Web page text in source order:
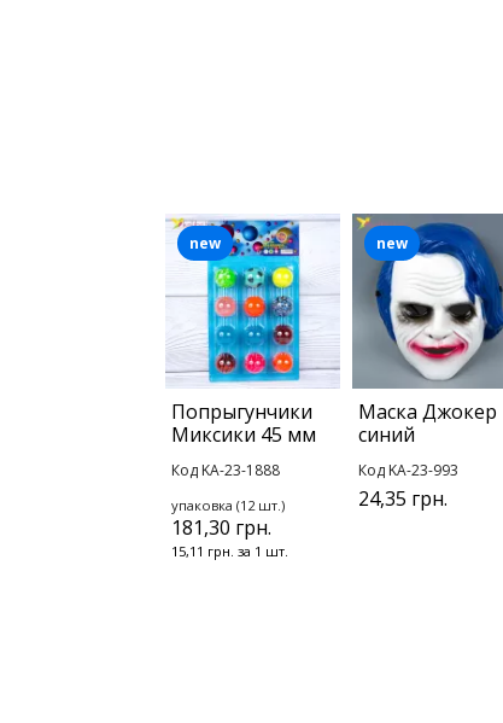
Попрыгунчики
Миксики 45 мм
Код KA-23-1888
упаковка (12 шт.)
181,30 грн.
15,11 грн. за 1 шт.
new
Маска Джокер
синий
Код KA-23-993
24,35 грн.
new